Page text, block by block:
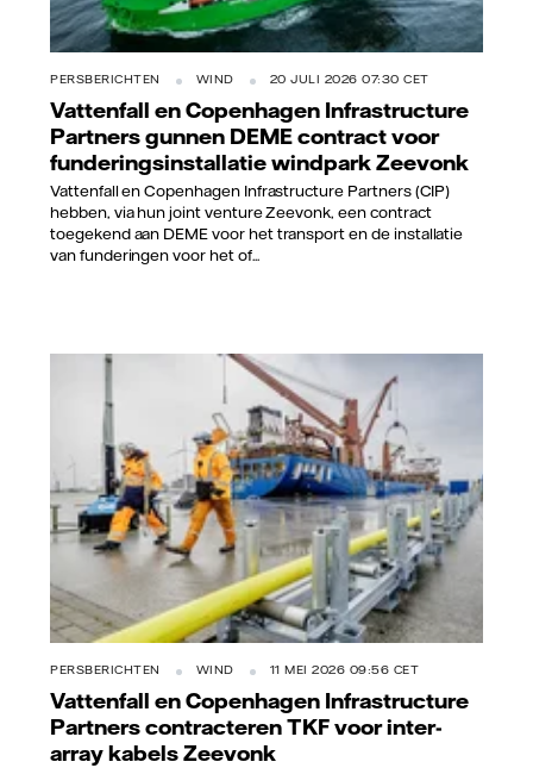
PERSBERICHTEN WIND 20 JULI 2026 07:30 CET
Vattenfall en Copenhagen Infrastructure
Partners gunnen DEME contract voor
funderingsinstallatie windpark Zeevonk
Vattenfall en Copenhagen Infrastructure Partners (CIP)
hebben, via hun joint venture Zeevonk, een contract
toegekend aan DEME voor het transport en de installatie
van funderingen voor het of...
Vattenfall/Jorrit Lousberg
PERSBERICHTEN WIND 11 MEI 2026 09:56 CET
Vattenfall en Copenhagen Infrastructure
Partners contracteren TKF voor inter-
array kabels Zeevonk